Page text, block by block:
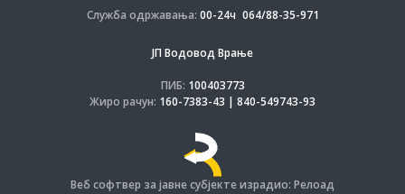
Служба одржавања: 00-24ч 064/88-35-971
ЈП Водовод Врање
ПИБ: 100403773
Жиро рачун: 160-7383-43 | 840-549743-93
Веб софтвер за јавне субјекте израдио: Релоад